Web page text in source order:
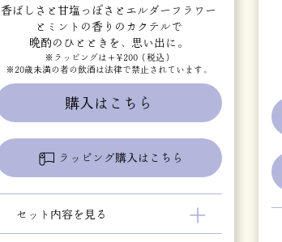
香ばしさと甘塩っぽさとエルダーフラワー
とミントの香りのカクテルで
晩酌のひとときを、思い出に。
※ラッピングは＋¥200（税込）
※20歳未満の者の飲酒は法律で禁止されています。
購入はこちら
ラッピング購入はこちら
セット内容を見る ＋